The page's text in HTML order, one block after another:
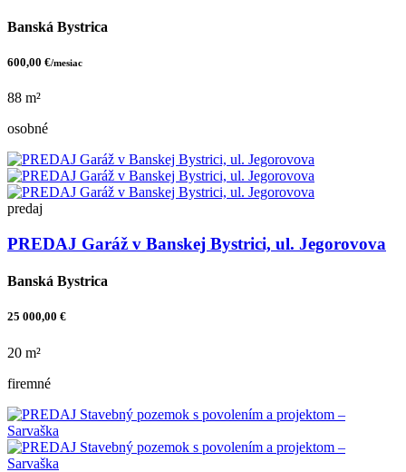
Banská Bystrica
600,00 €/mesiac
88 m²
osobné
predaj
PREDAJ Garáž v Banskej Bystrici, ul. Jegorovova
Banská Bystrica
25 000,00 €
20 m²
firemné